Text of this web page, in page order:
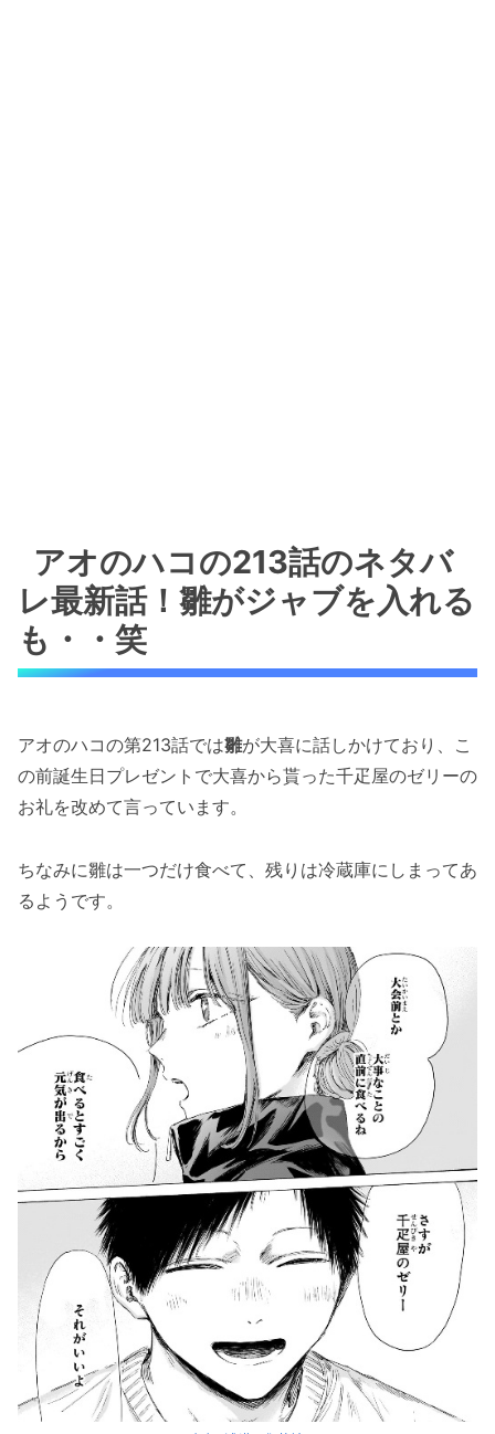
アオのハコの213話のネタバ
レ最新話！雛がジャブを入れる
も・・笑
アオのハコの第213話では雛が大喜に話しかけており、こ
の前誕生日プレゼントで大喜から貰った千疋屋のゼリーの
お礼を改めて言っています。
ちなみに雛は一つだけ食べて、残りは冷蔵庫にしまってあ
るようです。